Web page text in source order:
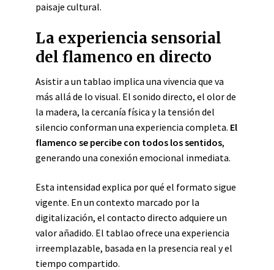
paisaje cultural.
La experiencia sensorial
del flamenco en directo
Asistir a un tablao implica una vivencia que va
más allá de lo visual. El sonido directo, el olor de
la madera, la cercanía física y la tensión del
silencio conforman una experiencia completa. El
flamenco se percibe con todos los sentidos,
generando una conexión emocional inmediata.
Esta intensidad explica por qué el formato sigue
vigente. En un contexto marcado por la
digitalización, el contacto directo adquiere un
valor añadido. El tablao ofrece una experiencia
irreemplazable, basada en la presencia real y el
tiempo compartido.